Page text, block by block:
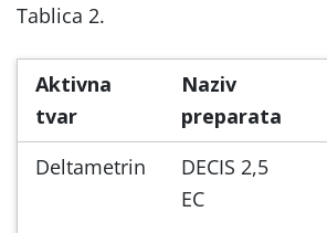
Tablica 2.
Aktivna
tvar
Naziv
preparata
Deltametrin
DECIS 2,5
EC